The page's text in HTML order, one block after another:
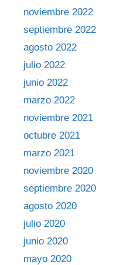
noviembre 2022
septiembre 2022
agosto 2022
julio 2022
junio 2022
marzo 2022
noviembre 2021
octubre 2021
marzo 2021
noviembre 2020
septiembre 2020
agosto 2020
julio 2020
junio 2020
mayo 2020